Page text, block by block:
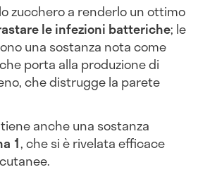
zucchero a renderlo un ottimo
le infezioni batteriche; le
una sostanza nota come
porta alla produzione di
che distrugge la parete
anche una sostanza
1, che si è rivelata efficace